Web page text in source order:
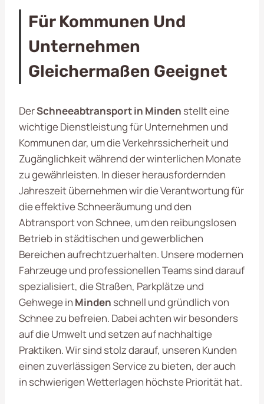
Für Kommunen Und
Unternehmen
Gleichermaßen Geeignet
DerSchneeabtransport in Minden stellt eine
wichtige Dienstleistung für Unternehmen und
Kommunen dar, um die Verkehrssicherheit und
Zugänglichkeit während der winterlichen Monate
zu gewährleisten. In dieser herausfordernden
Jahreszeit übernehmen wir die Verantwortung für
die effektive Schneeräumung und den
Abtransport von Schnee, um den reibungslosen
Betrieb in städtischen und gewerblichen
Bereichen aufrechtzuerhalten. Unsere modernen
Fahrzeuge und professionellen Teams sind darauf
spezialisiert, die Straßen, Parkplätze und
Gehwege in Minden schnell und gründlich von
Schnee zu befreien. Dabei achten wir besonders
auf die Umwelt und setzen auf nachhaltige
Praktiken. Wir sind stolz darauf, unseren Kunden
einen zuverlässigen Service zu bieten, der auch
in schwierigen Wetterlagen höchste Priorität hat.